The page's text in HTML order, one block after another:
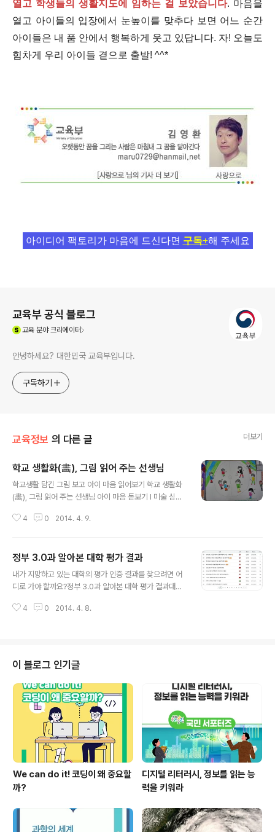
열고 학생들의 생활지도에 임하는 걸 보았습니다. 마음을
열고 아이들의 입장에서 눈높이를 맞추다 보면 어느 순간
아이들은 내 품 안에서 행복하게 웃고 있답니다. 자! 오늘도
힘차게 우리 아이들 곁으로 출발! ^^*
아이디어 팩토리가 마음에 드신다면 구독+해 주세요
교육부 공식 블로그
교육분야 크리에이터
안녕하세요? 대한민국 교육부입니다.
구독하기
교육정보 의 다른 글 더보기
학교 생활화(畵), 그림 읽어 주는 선생님
학교생활 담긴 그림 보고 아이 마음 읽어보기 학교 생활화
(畵), 그림 읽어 주는 선생님 아이 마음 돋보기 I 미술 심리
작된 지 어언 한 달! 한 달이면 열 길 우물 속은 알아도, 우리
도 낯설기만 하여 답답한 이때, 무슨 방법이 없을까 고민하
던 찰나 '아이 마음 돋보기'를 발견했습니다. 수업과 쉬는
시간 들려오는 목소리로는 알기 어려웠던 아이들의 속마음
인 학교 생활화(畵) 검사랍니다. 담임선생님이라면 일 년
4 0 2014. 4. 9.
정부 3.0과 알아본 대학 평가 결과
내가 지망하고 있는 대학의 평가 인증 결과를 찾으려면 어
디로 가야 할까요?정부 3.0과 알아본 대학 평가 결과대학
한국대학교육협의회 한국대학평가원은 2013년 대학기관
습니다. 그러나 정작 주요 몇몇 대학의 정보를 제외하고는
이러한 인증 결과를 찾아보기가 어려웠습니다. 내가 지망
하고 있는 대학의 평가 인증 결과를 찾으려면 어디로 가야
할까요? 정부 3.0입니다.공공정보 개방의 역사는 2001년
부터 시작되었습니다. 당시 정부는 행정 효율화와 온라인
서비스를 위한 다양한 전자정부 시스템을 ..
4 0 2014. 4. 8.
이 블로그 인기글
We can do it! 코딩이 왜 중요할
까?
디지털 리터러시, 정보를 읽는 능
력을 키워라